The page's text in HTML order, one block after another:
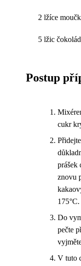
2 lžíce
5 lžic
Postup
cukr
prášek
znovu
175°C.
Do
pečte
V tuto